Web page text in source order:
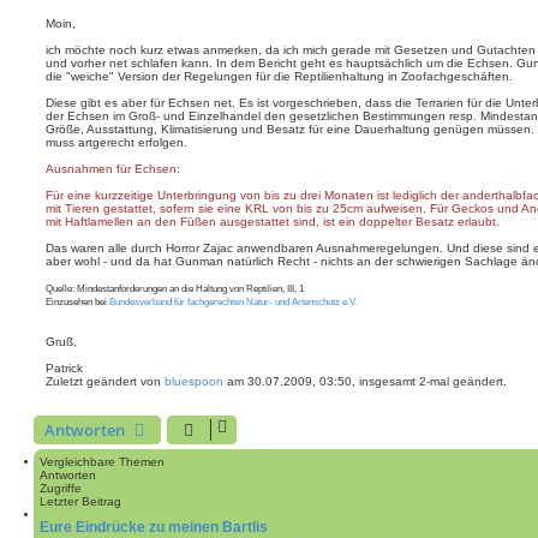
i
r
a
Moin,
ich möchte noch kurz etwas anmerken, da ich mich gerade mit Gesetzen und
und vorher net schlafen kann. In dem Bericht geht es hauptsächlich um die Echsen.
die "weiche" Version der Regelungen für die Reptilienhaltung in Zoofachgeschäften.
Diese gibt es aber für Echsen net. Es ist vorgeschrieben, dass die Terrarien für die
der Echsen im Groß- und Einzelhandel den gesetzlichen Bestimmungen resp.
Größe, Ausstattung, Klimatisierung und Besatz für eine Dauerhaltung genügen müssen.
muss artgerecht erfolgen.
Ausnahmen für Echsen:
Für eine kurzzeitige Unterbringung von bis zu drei Monaten ist lediglich der
mit Tieren gestattet, sofern sie eine KRL von bis zu 25cm aufweisen. Für Geckos und
mit Haftlamellen an den Füßen ausgestattet sind, ist ein doppelter Besatz erlaubt.
Das waren alle durch Horror Zajac anwendbaren Ausnahmeregelungen. Und diese sind
aber wohl - und da hat Gunman natürlich Recht - nichts an der schwierigen Sachlage
Quelle: Mindestanforderungen an die Haltung von Reptilien, III, 1
Einzusehen bei Bundesverband für fachgerechten Natur- und Artenschutz e.V.
Gruß,
Patrick
Zuletzt geändert von bluespoon am 30.07.2009, 03:50, insgesamt 2-mal geändert.
Antworten
Vergleichbare Themen
Antworten
Zugriffe
Letzter Beitrag
Eure Eindrücke zu meinen Bartlis